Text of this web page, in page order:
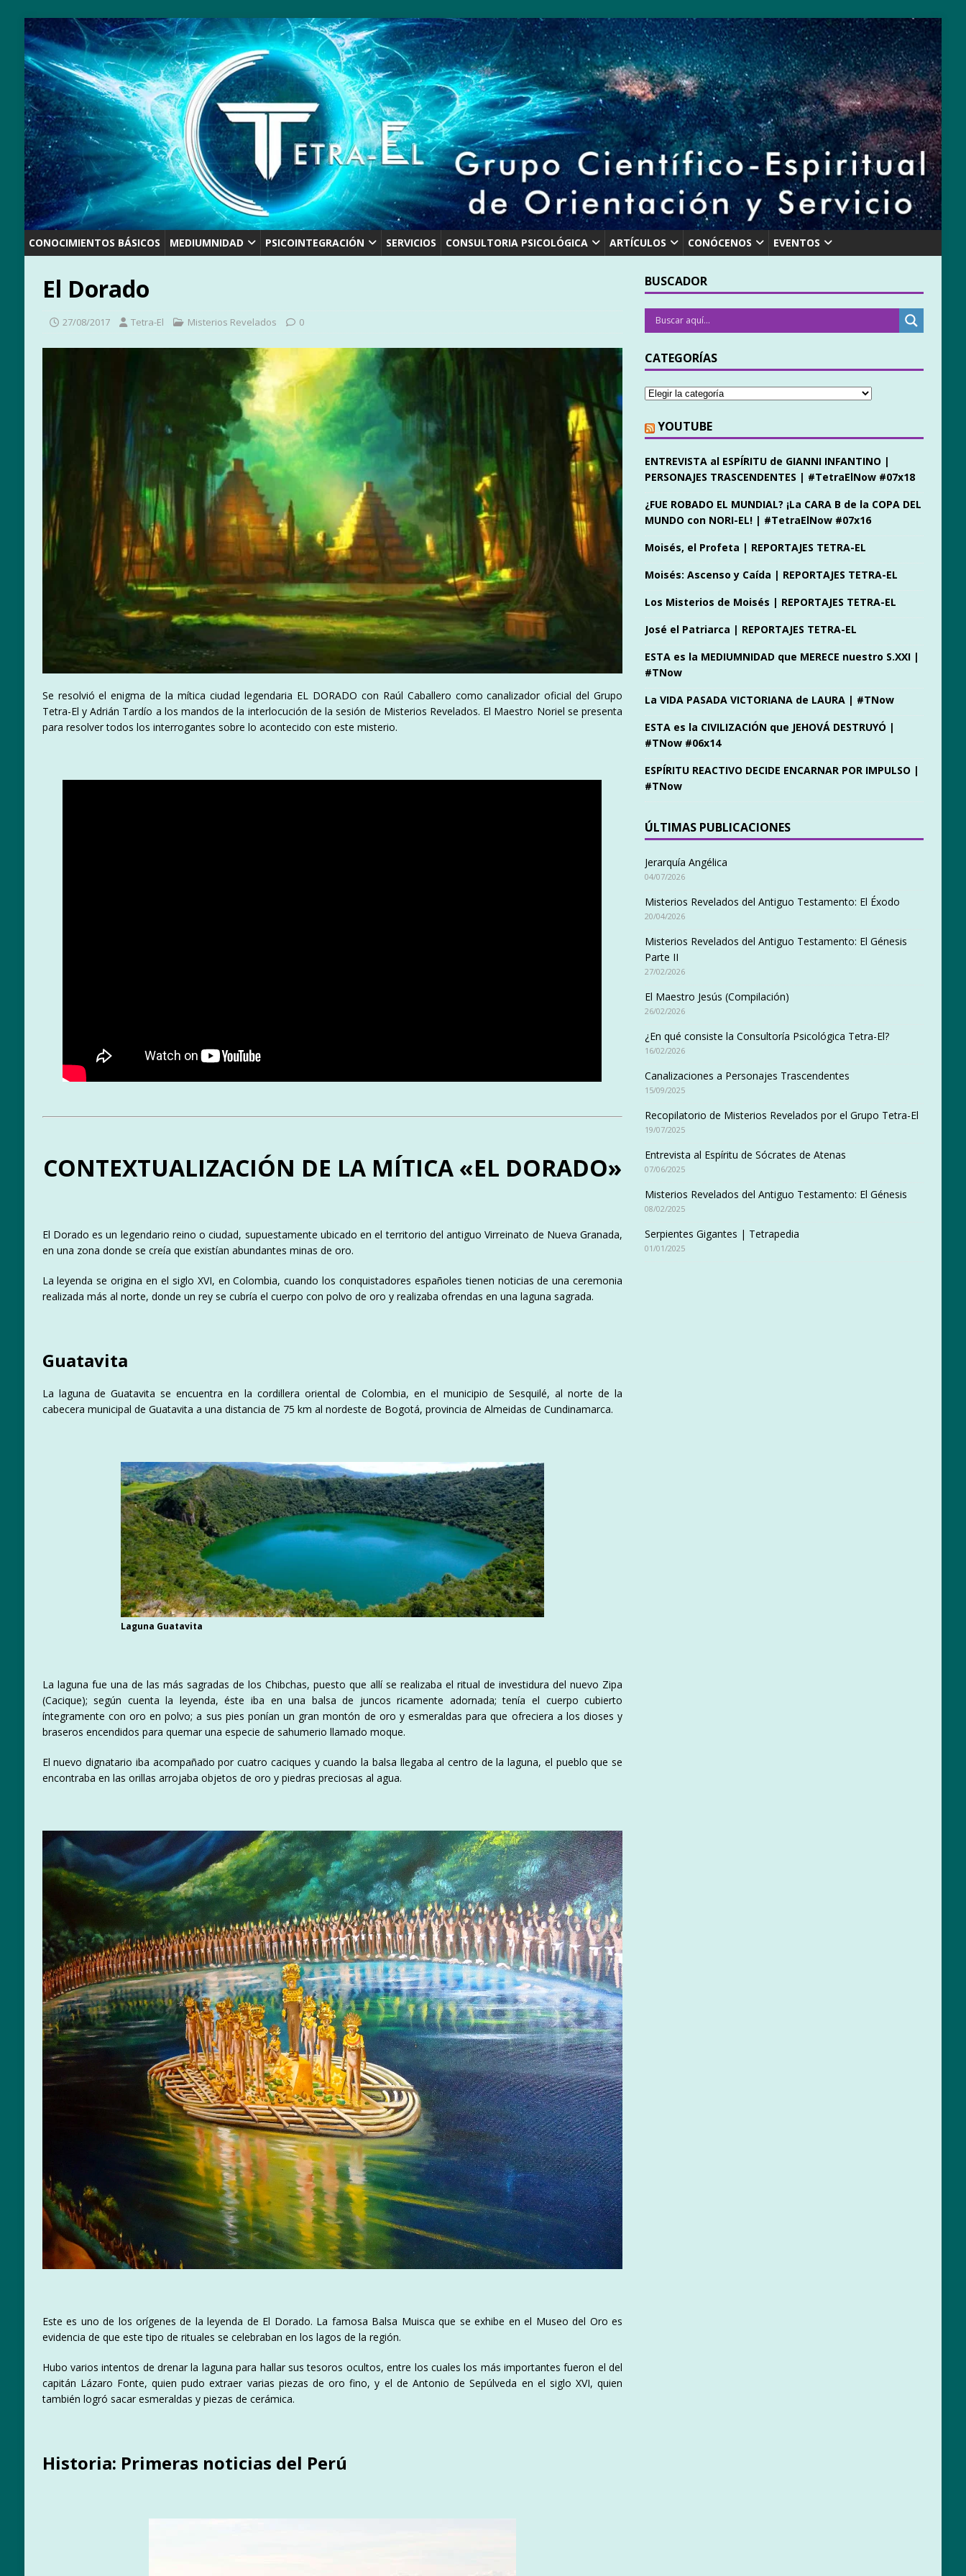
CONOCIMIENTOS BÁSICOS MEDIUMNIDAD PSICOINTEGRACIÓN SERVICIOS CONSULTORIA PSICOLÓGICA ARTÍCULOS CONÓCENOS EVENTOS
El Dorado
27/08/2017 Tetra-El Misterios Revelados 0
Se resolvió el enigma de la mítica ciudad legendaria EL DORADO con Raúl Caballero como canalizador oficial del Grupo
Tetra-El y Adrián Tardío a los mandos de la interlocución de la sesión de Misterios Revelados. El Maestro Noriel se presenta
para resolver todos los interrogantes sobre lo acontecido con este misterio.
CONTEXTUALIZACIÓN DE LA MÍTICA «EL DORADO»
El Dorado es un legendario reino o ciudad, supuestamente ubicado en el territorio del antiguo Virreinato de Nueva Granada,
en una zona donde se creía que existían abundantes minas de oro.​
La leyenda se origina en el siglo XVI, en Colombia, cuando los conquistadores españoles tienen noticias de una ceremonia
realizada más al norte, donde un rey se cubría el cuerpo con polvo de oro y realizaba ofrendas en una laguna sagrada.​
Guatavita
La laguna de Guatavita se encuentra en la cordillera oriental de Colombia, en el municipio de Sesquilé, al norte de la
cabecera municipal de Guatavita a una distancia de 75 km al nordeste de Bogotá, provincia de Almeidas de Cundinamarca.
Laguna Guatavita
La laguna fue una de las más sagradas de los Chibchas, puesto que allí se realizaba el ritual de investidura del nuevo Zipa
(Cacique); según cuenta la leyenda, éste iba en una balsa de juncos ricamente adornada; tenía el cuerpo cubierto
íntegramente con oro en polvo; a sus pies ponían un gran montón de oro y esmeraldas para que ofreciera a los dioses y
braseros encendidos para quemar una especie de sahumerio llamado moque.
El nuevo dignatario iba acompañado por cuatro caciques y cuando la balsa llegaba al centro de la laguna, el pueblo que se
encontraba en las orillas arrojaba objetos de oro y piedras preciosas al agua.
Este es uno de los orígenes de la leyenda de El Dorado. La famosa Balsa Muisca que se exhibe en el Museo del Oro es
evidencia de que este tipo de rituales se celebraban en los lagos de la región.
Hubo varios intentos de drenar la laguna para hallar sus tesoros ocultos, entre los cuales los más importantes fueron el del
capitán Lázaro Fonte, quien pudo extraer varias piezas de oro fino, y el de Antonio de Sepúlveda en el siglo XVI, quien
también logró sacar esmeraldas y piezas de cerámica.
Historia: Primeras noticias del Perú
BUSCADOR
CATEGORÍAS
YOUTUBE
ENTREVISTA al ESPÍRITU de GIANNI INFANTINO |
PERSONAJES TRASCENDENTES | #TetraElNow #07x18
¿FUE ROBADO EL MUNDIAL? ¡La CARA B de la COPA DEL
MUNDO con NORI-EL! | #TetraElNow #07x16
Moisés, el Profeta | REPORTAJES TETRA-EL
Moisés: Ascenso y Caída | REPORTAJES TETRA-EL
Los Misterios de Moisés | REPORTAJES TETRA-EL
José el Patriarca | REPORTAJES TETRA-EL
ESTA es la MEDIUMNIDAD que MERECE nuestro S.XXI |
#TNow
La VIDA PASADA VICTORIANA de LAURA | #TNow
ESTA es la CIVILIZACIÓN que JEHOVÁ DESTRUYÓ |
#TNow #06x14
ESPÍRITU REACTIVO DECIDE ENCARNAR POR IMPULSO |
#TNow
ÚLTIMAS PUBLICACIONES
Jerarquía Angélica
04/07/2026
Misterios Revelados del Antiguo Testamento: El Éxodo
20/04/2026
Misterios Revelados del Antiguo Testamento: El Génesis
Parte II
27/02/2026
El Maestro Jesús (Compilación)
26/02/2026
¿En qué consiste la Consultoría Psicológica Tetra-El?
16/02/2026
Canalizaciones a Personajes Trascendentes
15/09/2025
Recopilatorio de Misterios Revelados por el Grupo Tetra-El
19/07/2025
Entrevista al Espíritu de Sócrates de Atenas
07/06/2025
Misterios Revelados del Antiguo Testamento: El Génesis
08/02/2025
Serpientes Gigantes | Tetrapedia
01/01/2025